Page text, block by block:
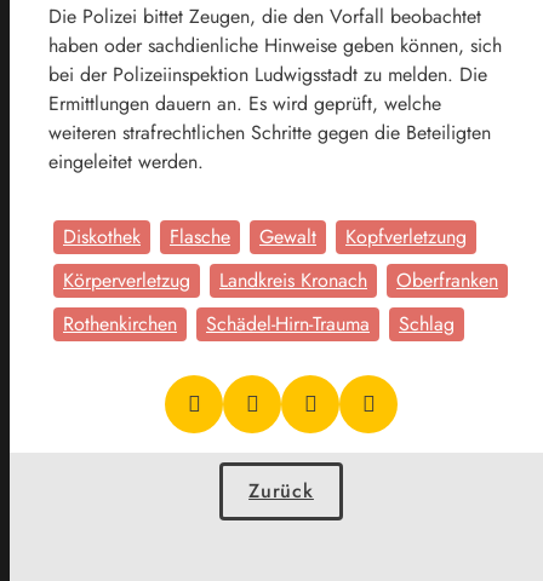
Die Polizei bittet Zeugen, die den Vorfall beobachtet
haben oder sachdienliche Hinweise geben können, sich
bei der Polizeiinspektion Ludwigsstadt zu melden. Die
Ermittlungen dauern an. Es wird geprüft, welche
weiteren strafrechtlichen Schritte gegen die Beteiligten
eingeleitet werden.
Diskothek Flasche Gewalt
Kopfverletzung
Körperverletzug
Landkreis Kronach
Oberfranken
Rothenkirchen
Schädel-Hirn-Trauma Schlag
Zurück